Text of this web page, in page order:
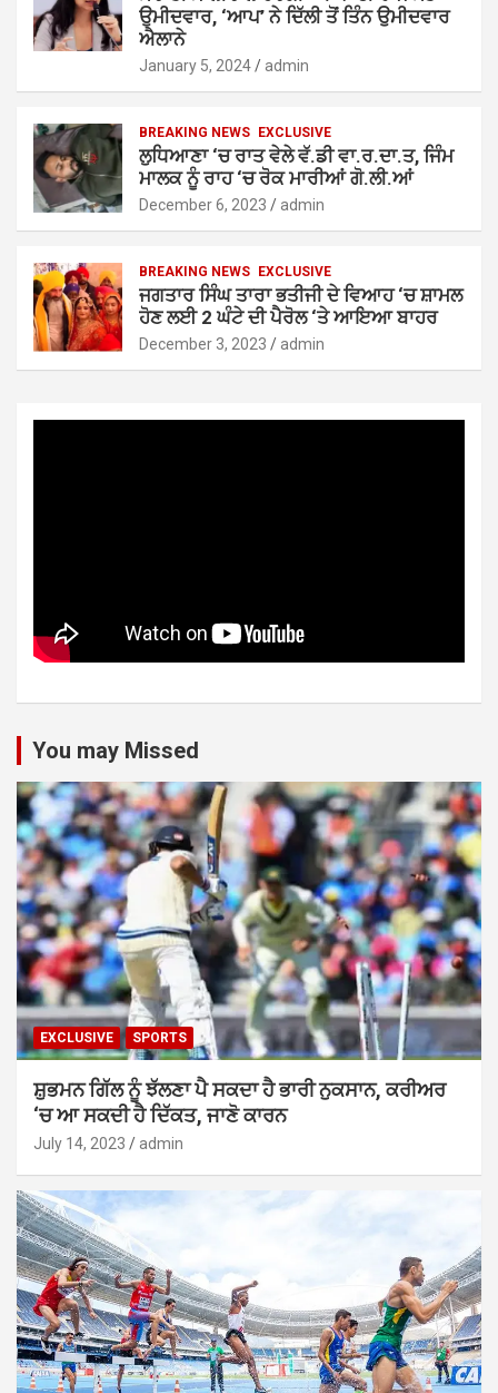
ਉਮੀਦਵਾਰ, ‘ਆਪ’ ਨੇ ਦਿੱਲੀ ਤੋਂ ਤਿੰਨ ਉਮੀਦਵਾਰ
ਐਲਾਨੇ
January 5, 2024 admin
BREAKING NEWS EXCLUSIVE
ਲੁਧਿਆਣਾ ‘ਚ ਰਾਤ ਵੇਲੇ ਵੱ.ਡੀ ਵਾ.ਰ.ਦਾ.ਤ, ਜਿੰਮ
ਮਾਲਕ ਨੂੰ ਰਾਹ ‘ਚ ਰੋਕ ਮਾਰੀਆਂ ਗੋ.ਲੀ.ਆਂ
December 6, 2023 admin
BREAKING NEWS EXCLUSIVE
ਜਗਤਾਰ ਸਿੰਘ ਤਾਰਾ ਭਤੀਜੀ ਦੇ ਵਿਆਹ ‘ਚ ਸ਼ਾਮਲ
ਹੋਣ ਲਈ 2 ਘੰਟੇ ਦੀ ਪੈਰੋਲ ‘ਤੇ ਆਇਆ ਬਾਹਰ
December 3, 2023 admin
You may Missed
EXCLUSIVE SPORTS
ਸ਼ੁਭਮਨ ਗਿੱਲ ਨੂੰ ਝੱਲਣਾ ਪੈ ਸਕਦਾ ਹੈ ਭਾਰੀ ਨੁਕਸਾਨ, ਕਰੀਅਰ
‘ਚ ਆ ਸਕਦੀ ਹੈ ਦਿੱਕਤ, ਜਾਣੋ ਕਾਰਨ
July 14, 2023 admin